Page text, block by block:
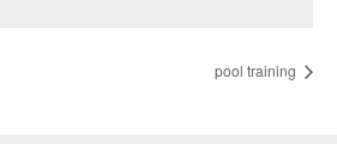
pool training